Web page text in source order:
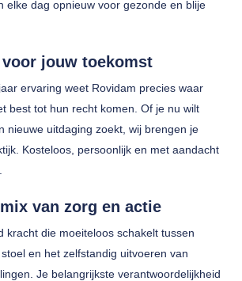
elke dag opnieuw voor gezonde en blije
jouw toekomst
ervaring weet Rovidam precies waar
best tot hun recht komen. Of je nu wilt
nieuwe uitdaging zoekt, wij brengen je
Kosteloos, persoonlijk en met aandacht
van zorg en actie
kracht die moeiteloos schakelt tussen
en het zelfstandig uitvoeren van
Je belangrijkste verantwoordelijkheid